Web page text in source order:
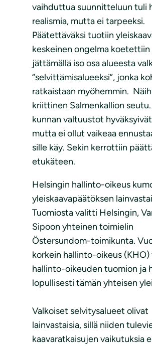
vaihduttua suunnitteluun tuli
realismia, mutta ei tarpeeksi.
Päätettäväksi tuotiin
keskeinen ongelma koetettiin
jättämällä iso osa alueesta
“selvittämisalueeksi”, jonka
ratkaistaan myöhemmin.
kriittinen Salmenkallion
kunnan valtuustot
mutta ei ollut vaikeaa
sille käy. Sekin kerrottiin
etukäteen.
Helsingin hallinto-oikeus
yleiskaavapäätöksen
Tuomiosta valitti Helsingin,
Sipoon yhteinen toimielin
Östersundom-toimikunta.
korkein hallinto-oikeus (KHO)
hallinto-oikeuden tuomion ja
lopullisesti tämän yhteisen
Valkoiset selvitysalueet olivat
lainvastaisia, sillä niiden
kaavaratkaisujen vaikutuksia